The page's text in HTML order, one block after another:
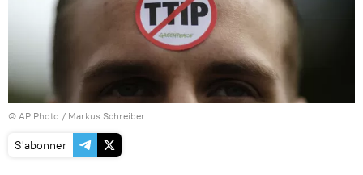
© AP Photo / Markus Schreiber
S'abonner